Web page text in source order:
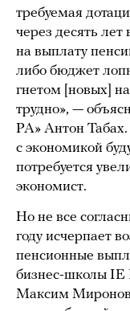
требуемая
через десять
на выплату
либо бюджет
гнетом [новых]
трудно», —
РА» Антон
с экономикой
потребуется
экономист.
Но не все
году исчерпает
пенсионные
бизнес-школы IE
Максим